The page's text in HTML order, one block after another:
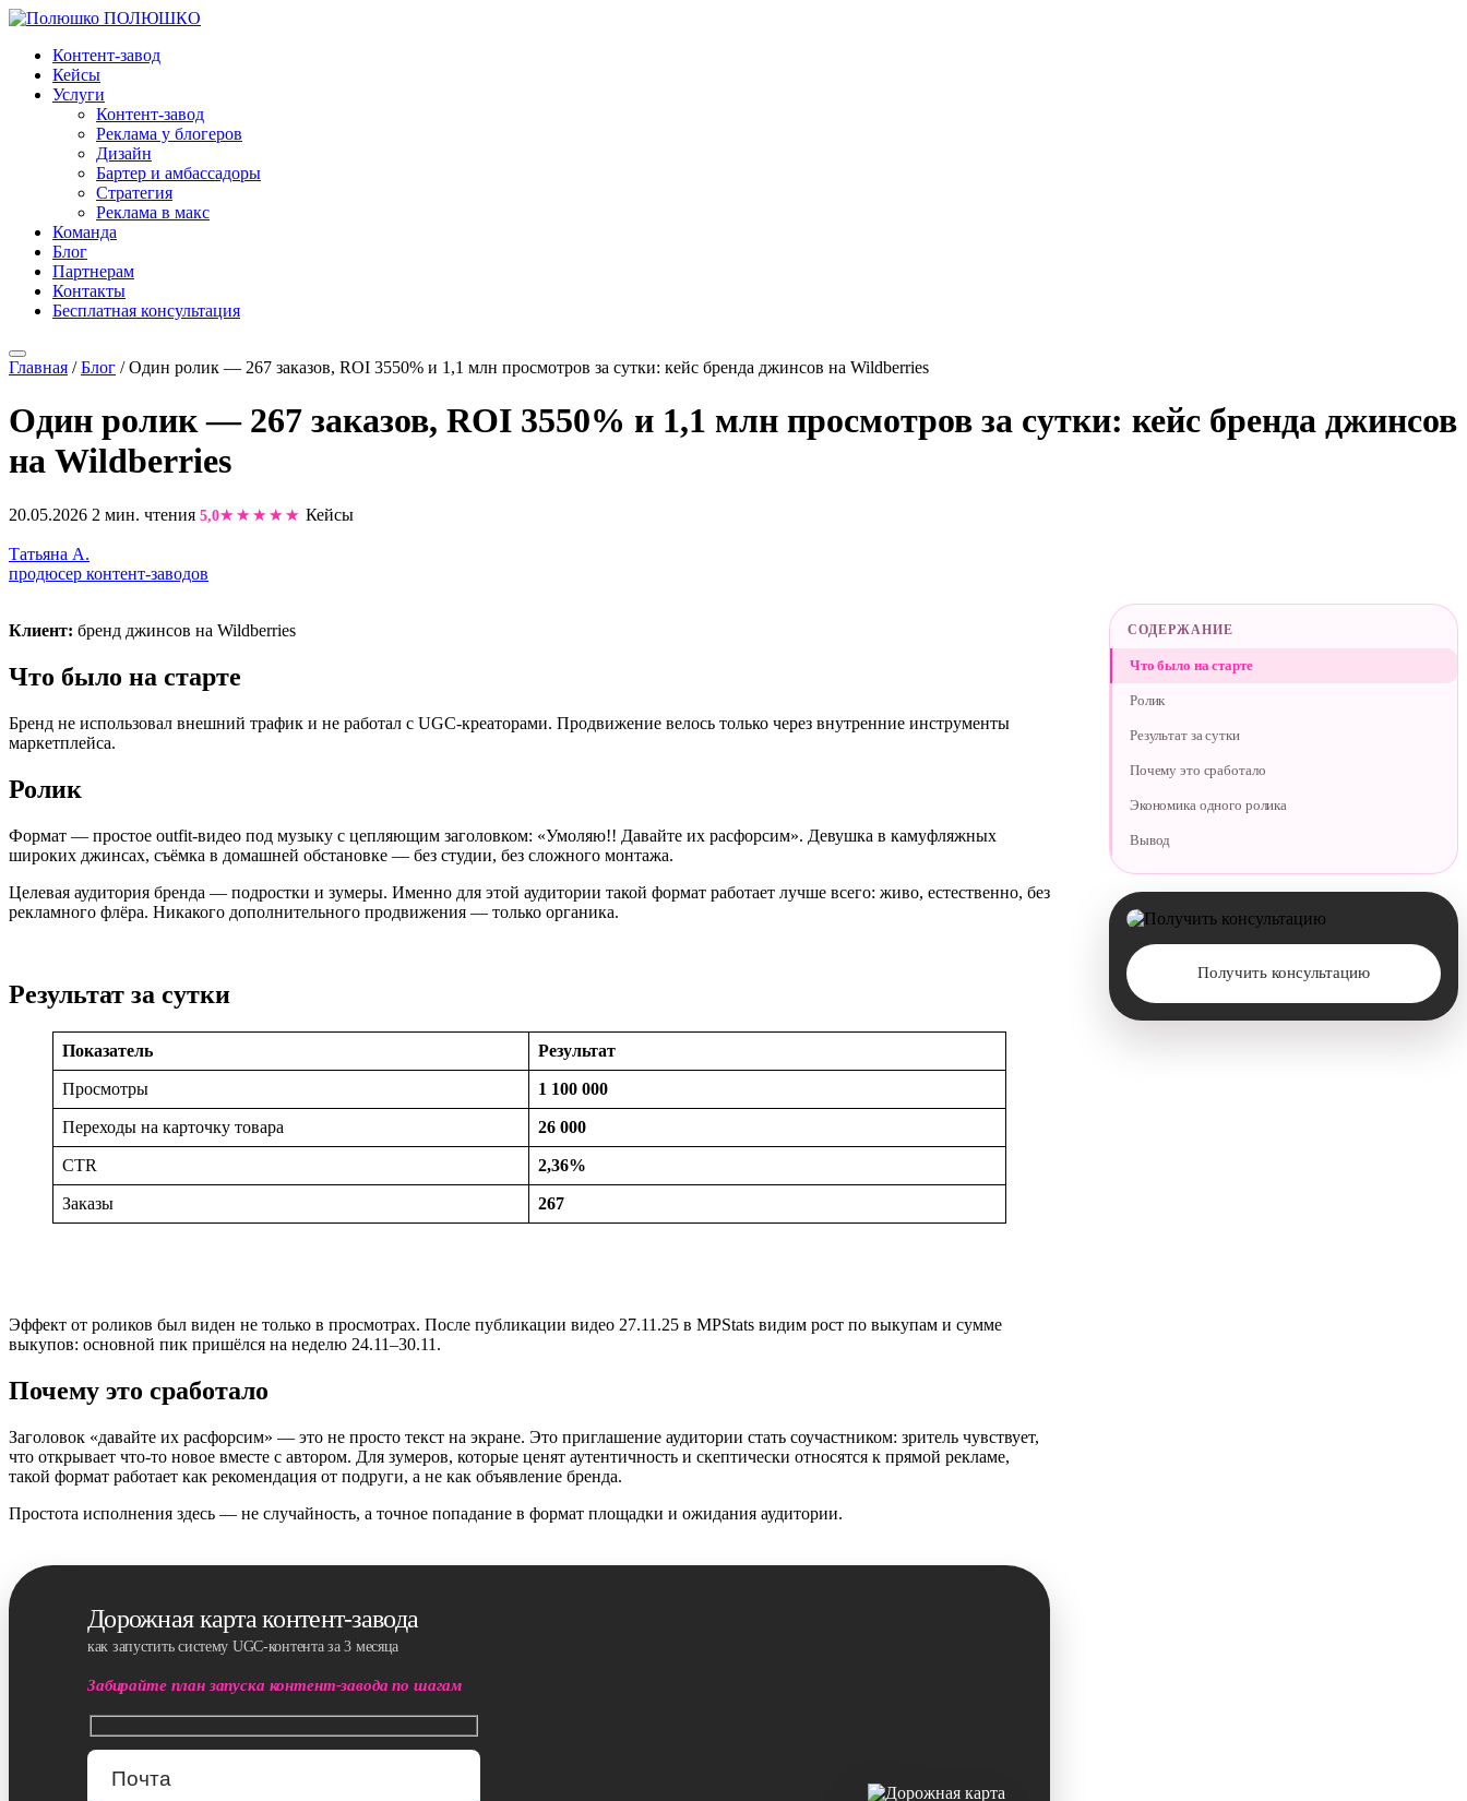
ПОЛЮШКО
Контент-завод
Кейсы
Услуги
Контент-завод
Реклама у блогеров
Дизайн
Бартер и амбассадоры
Стратегия
Реклама в макс
Команда
Блог
Партнерам
Контакты
Бесплатная консультация
Главная / Блог / Один ролик — 267 заказов, ROI 3550% и 1,1 млн просмотров за сутки: кейс бренда джинсов на Wildberries
Один ролик — 267 заказов, ROI 3550% и 1,1 млн просмотров за сутки: кейс бренда джинсов
на Wildberries
20.05.2026 2 мин. чтения 5,0 Кейсы
Татьяна А.
продюсер контент-заводов
Клиент: бренд джинсов на Wildberries
Что было на старте
Бренд не использовал внешний трафик и не работал с UGC-креаторами. Продвижение велось только через внутренние инструменты
маркетплейса.
Ролик
Формат — простое outfit-видео под музыку с цепляющим заголовком: «Умоляю!! Давайте их расфорсим». Девушка в камуфляжных
широких джинсах, съёмка в домашней обстановке — без студии, без сложного монтажа.
Целевая аудитория бренда — подростки и зумеры. Именно для этой аудитории такой формат работает лучше всего: живо, естественно, без
рекламного флёра. Никакого дополнительного продвижения — только органика.
Результат за сутки
Показатель Результат
Просмотры 1 100 000
Переходы на карточку товара 26 000
CTR 2,36%
Заказы 267
Эффект от роликов был виден не только в просмотрах. После публикации видео 27.11.25 в MPStats видим рост по выкупам и сумме
выкупов: основной пик пришёлся на неделю 24.11–30.11.
Почему это сработало
Заголовок «давайте их расфорсим» — это не просто текст на экране. Это приглашение аудитории стать соучастником: зритель чувствует,
что открывает что-то новое вместе с автором. Для зумеров, которые ценят аутентичность и скептически относятся к прямой рекламе,
такой формат работает как рекомендация от подруги, а не как объявление бренда.
Простота исполнения здесь — не случайность, а точное попадание в формат площадки и ожидания аудитории.
Дорожная карта контент-завода
как запустить систему UGC-контента за 3 месяца
Забирайте план запуска контент-завода по шагам
СОДЕРЖАНИЕ
Что было на старте
Ролик
Результат за сутки
Почему это сработало
Экономика одного ролика
Вывод
Получить консультацию